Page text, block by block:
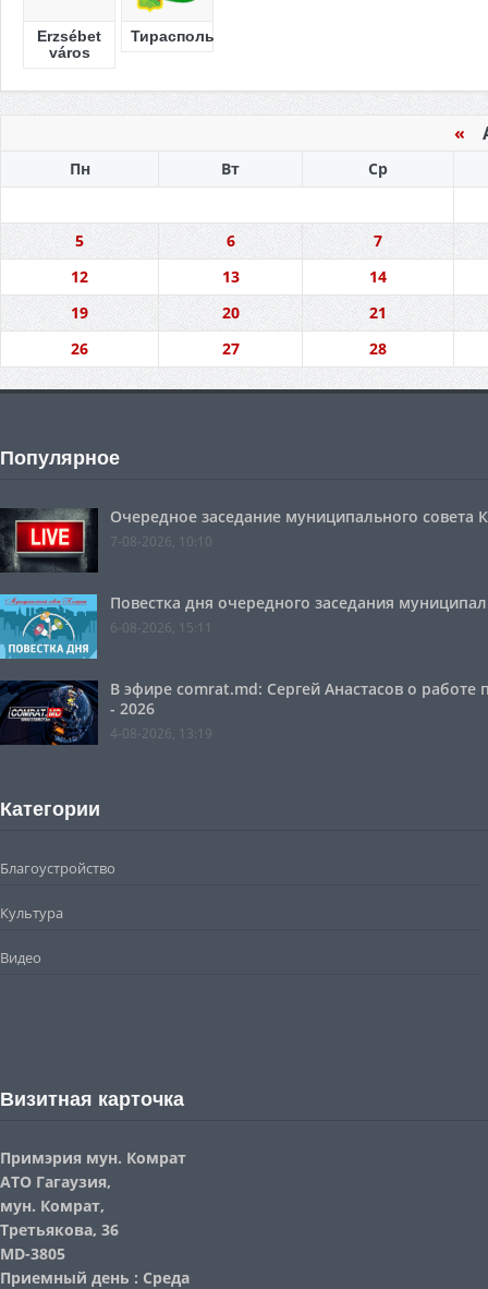
Erzsébet
város
Тирасполь
«
Пн Вт Ср
5 6
7
12
13
14
19
20
21
26
27 28
Популярное
Очередное заседание муниципального совета
7-08-2026, 10:10
Повестка дня очередного заседания
6-08-2026, 15:11
В эфире comrat.md: Сергей Анастасов о
- 2026
4-08-2026, 13:19
Категории
Благоустройство
Культура
Видео
Визитная карточка
Примэрия мун. Комрат
АТО Гагаузия,
мун. Комрат,
Третьякова, 36
MD-3805
Приемный день : Среда